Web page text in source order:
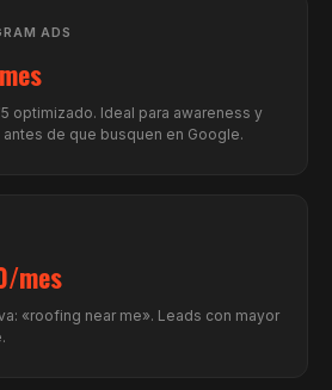
ADS
optimizado. Ideal para awareness y
de que busquen en Google.
mes
«roofing near me». Leads con mayor